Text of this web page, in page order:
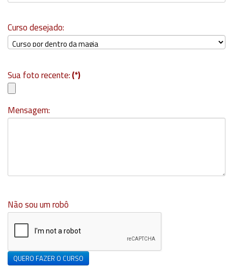
Curso desejado:
Sua foto recente:(*)
Mensagem:
Não sou um robô
QUERO FAZER O CURSO